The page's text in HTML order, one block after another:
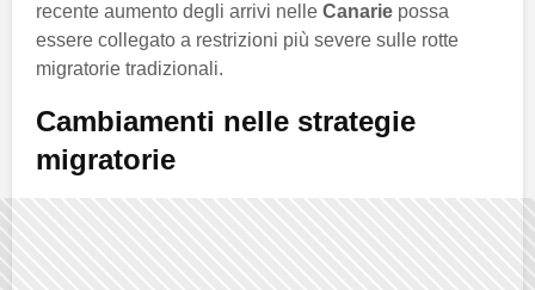
recente aumento degli arrivi nelle Canarie possa
essere collegato a restrizioni più severe sulle rotte
migratorie tradizionali.
Cambiamenti nelle strategie
migratorie